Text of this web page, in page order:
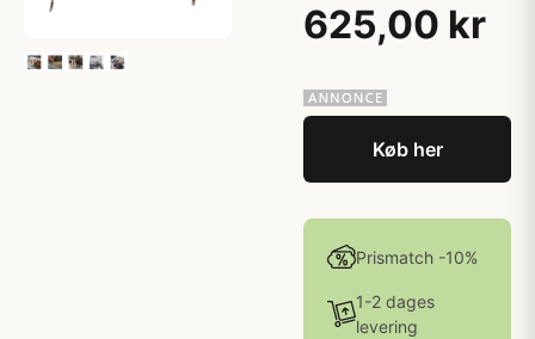
625,00 kr
Køb her
Prismatch -10%
1-2 dages
levering